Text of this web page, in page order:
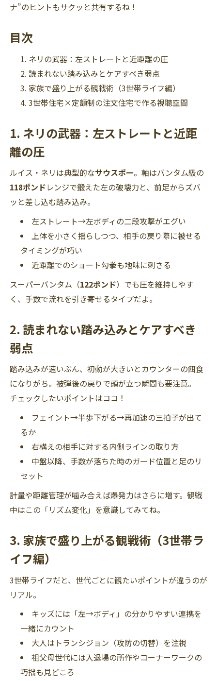
ナ”のヒントもサクッと共有するね！
目次
ネリの武器：左ストレートと近距離の圧
読まれない踏み込みとケアすべき弱点
家族で盛り上がる観戦術（3世帯ライフ編）
3世帯住宅×定額制の注文住宅で作る視聴空間
1. ネリの武器：左ストレートと近距
離の圧
ルイス・ネリは典型的なサウスポー。軸はバンタム級の
118ポンドレンジで鍛えた左の破壊力と、前足からズバ
ッと差し込む踏み込み。
左ストレート→左ボディの二段攻撃がエグい
上体を小さく揺らしつつ、相手の戻り際に被せる
タイミングが巧い
近距離でのショート勾拳も地味に刺さる
スーパーバンタム（122ポンド）でも圧を維持しやす
く、手数で流れを引き寄せるタイプだよ。
2. 読まれない踏み込みとケアすべき
弱点
踏み込みが速いぶん、初動が大きいとカウンターの餌食
になりがち。被弾後の戻りで頭が立つ瞬間も要注意。
チェックしたいポイントはココ！
フェイント→半歩下がる→再加速の三拍子が出て
るか
右構えの相手に対する内側ラインの取り方
中盤以降、手数が落ちた時のガード位置と足のリ
セット
計量や距離管理が噛み合えば爆発力はさらに増す。観戦
中はこの「リズム変化」を意識してみてね。
3. 家族で盛り上がる観戦術（3世帯ラ
イフ編）
3世帯ライフだと、世代ごとに観たいポイントが違うのが
リアル。
キッズには「左→ボディ」の分かりやすい連携を
一緒にカウント
大人はトランシジョン（攻防の切替）を注視
祖父母世代には入退場の所作やコーナーワークの
巧拙も見どころ